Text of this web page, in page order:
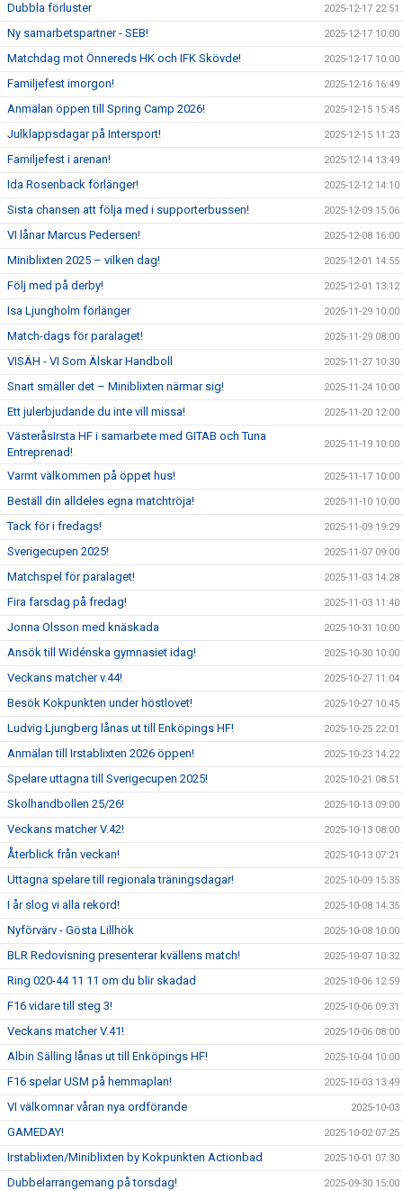
Dubbla förluster 2025-12-17 22:51
Ny samarbetspartner - SEB! 2025-12-17 10:00
Matchdag mot Önnereds HK och IFK Skövde! 2025-12-17 10:00
Familjefest imorgon! 2025-12-16 16:49
Anmälan öppen till Spring Camp 2026! 2025-12-15 15:45
Julklappsdagar på Intersport! 2025-12-15 11:23
Familjefest i arenan! 2025-12-14 13:49
Ida Rosenback förlänger! 2025-12-12 14:10
Sista chansen att följa med i supporterbussen! 2025-12-09 15:06
VI lånar Marcus Pedersen! 2025-12-08 16:00
Miniblixten 2025 – vilken dag! 2025-12-01 14:55
Följ med på derby! 2025-12-01 13:12
Isa Ljungholm förlänger 2025-11-29 10:00
Match-dags för paralaget! 2025-11-29 08:00
VISÄH - VI Som Älskar Handboll 2025-11-27 10:30
Snart smäller det – Miniblixten närmar sig! 2025-11-24 10:00
Ett julerbjudande du inte vill missa! 2025-11-20 12:00
VästeråsIrsta HF i samarbete med GITAB och Tuna
Entreprenad!
2025-11-19 10:00
Varmt välkommen på öppet hus! 2025-11-17 10:00
Beställ din alldeles egna matchtröja! 2025-11-10 10:00
Tack för i fredags! 2025-11-09 19:29
Sverigecupen 2025! 2025-11-07 09:00
Matchspel för paralaget! 2025-11-03 14:28
Fira farsdag på fredag! 2025-11-03 11:40
Jonna Olsson med knäskada 2025-10-31 10:00
Ansök till Widénska gymnasiet idag! 2025-10-30 10:00
Veckans matcher v.44! 2025-10-27 11:04
Besök Kokpunkten under höstlovet! 2025-10-27 10:45
Ludvig Ljungberg lånas ut till Enköpings HF! 2025-10-25 22:01
Anmälan till Irstablixten 2026 öppen! 2025-10-23 14:22
Spelare uttagna till Sverigecupen 2025! 2025-10-21 08:51
Skolhandbollen 25/26! 2025-10-13 09:00
Veckans matcher V.42! 2025-10-13 08:00
Återblick från veckan! 2025-10-13 07:21
Uttagna spelare till regionala träningsdagar! 2025-10-09 15:35
I år slog vi alla rekord! 2025-10-08 14:35
Nyförvärv - Gösta Lillhök 2025-10-08 10:00
BLR Redovisning presenterar kvällens match! 2025-10-07 10:32
Ring 020-44 11 11 om du blir skadad 2025-10-06 12:59
F16 vidare till steg 3! 2025-10-06 09:31
Veckans matcher V.41! 2025-10-06 08:00
Albin Sälling lånas ut till Enköpings HF! 2025-10-04 10:00
F16 spelar USM på hemmaplan! 2025-10-03 13:49
VI välkomnar våran nya ordförande 2025-10-03
GAMEDAY! 2025-10-02 07:25
Irstablixten/Miniblixten by Kokpunkten Actionbad 2025-10-01 07:30
Dubbelarrangemang på torsdag! 2025-09-30 15:00